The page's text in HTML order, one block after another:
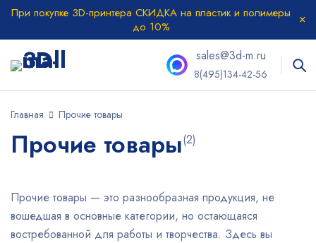
При покупке 3D-принтера СКИДКА на пластик и полимеры
до 10%
sales@3d-m.ru
8(495)134-42-56
Главная Прочие товары
Прочие товары(2)
Прочие товары — это разнообразная продукция, не
вошедшая в основные категории, но остающаяся
востребованной для работы и творчества. Здесь вы